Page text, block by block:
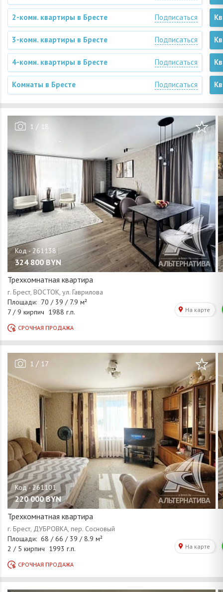
2-комн. квартиры в Бресте Подписаться
3-комн. квартиры в Бресте Подписаться
4-комн. квартиры в Бресте Подписаться
Комнаты в Бресте Подписаться
1 / 18
324 800 BYN
Трехкомнатная квартира
1 / 17
220 000 BYN
Трехкомнатная квартира